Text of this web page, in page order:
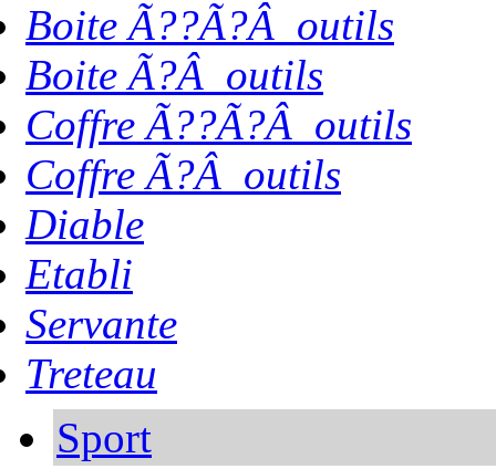
Boite Ã??Ã?Â outils
Boite Ã?Â outils
Coffre Ã??Ã?Â outils
Coffre Ã?Â outils
Diable
Etabli
Servante
Treteau
Sport